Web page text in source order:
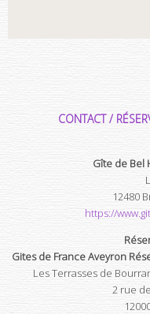
CONTACT /
Gîte de Bel
12480
https://
Gites de France Aveyron
Les Terrasses de
2 rue